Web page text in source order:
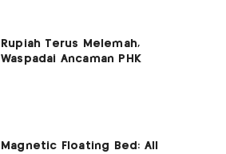
Rupiah Terus Melemah,
Waspadai Ancaman PHK